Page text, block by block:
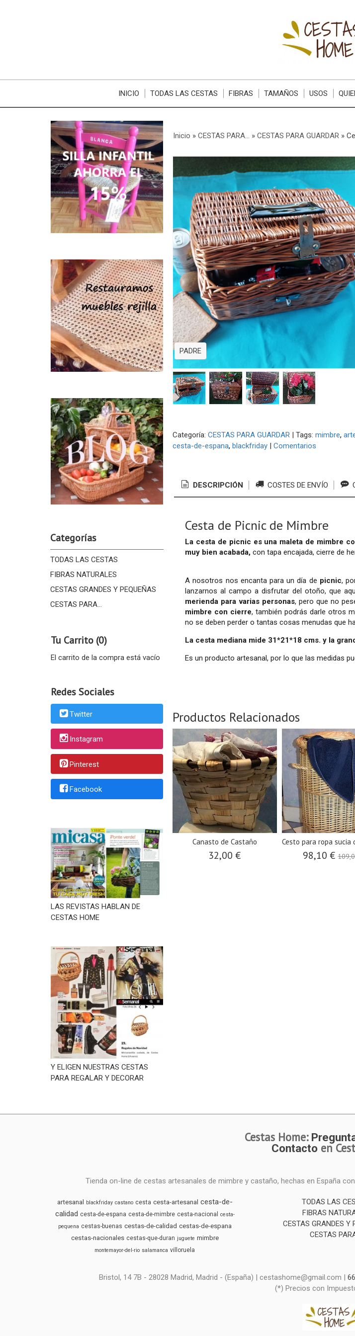
INICIO TODAS LAS CESTAS FIBRAS TAMAÑOS USOS
Categorías
TODAS LAS CESTAS
FIBRAS NATURALES
CESTAS GRANDES Y PEQUEÑAS
CESTAS PARA...
Tu Carrito (0)
El carrito de la compra está vacío
Redes Sociales
Twitter
Instagram
Pinterest
Facebook
LAS REVISTAS HABLAN DE
CESTAS HOME
Y ELIGEN NUESTRAS CESTAS
PARA REGALAR Y DECORAR
Inicio » CESTAS PARA... » CESTAS PARA GUARDAR»
PADRE
Categoría: CESTAS PARA GUARDAR| Tags: mimbre
cesta-de-espana blackfriday | Comentarios
DESCRIPCIÓN COSTES DE ENVÍO
Cesta de Picnic de Mimbre
La cesta de picnic es una maleta de mimbre
muy bien acabada,con tapa encajada, cierre de
A nosotros nos encanta para un día de picnic,
lanzarnos al campo a disfrutar del otoño, que
merienda para varias personas, pero que no
mimbre con cierre, también podrás darle otros
no se deben perder o tantas cosas menudas que
La cesta mediana mide 31*21*18 cms. y la
Es un producto artesanal, por lo que las medidas
Productos Relacionados
Canasto de Castaño
32,00 €
Cesto para ropa sucia
98,10 €
Cestas Home:
Contactoen
Tienda on-line de cestas artesanales de mimbre y castaño, hechas en España
artesanal blackfriday castano cesta cesta-artesanal cesta-de-
calidad cesta-de-espana cesta-de-mimbre cesta-nacional
cesta-
pequena cestas-buenas cestas-de-calidad cestas-de-espana
cestas-nacionales cestas-que-duran juguete mimbre
montemayor-del-rio salamanca villoruela
TODAS LAS
FIBRAS
CESTAS GRANDES Y
CESTAS
Bristol, 14 7B - 28028 Madrid, Madrid - (España) | cestashome@gmail.com |
(*) Precios con